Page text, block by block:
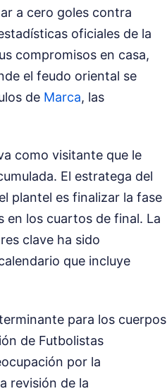
a cero goles contra
oficiales de la
compromisos en casa,
el feudo oriental se
de Marca, las
como visitante que le
El estratega del
plantel es finalizar la fase
en los cuartos de final. La
clave ha sido
que incluye
para los cuerpos
de Futbolistas
por la
revisión de la